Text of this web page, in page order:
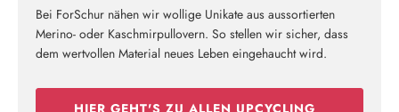
Bei ForSchur nähen wir wollige Unikate aus aussortierten
Merino- oder Kaschmirpullovern. So stellen wir sicher, dass
dem wertvollen Material neues Leben eingehaucht wird.
HIER GEHT'S ZU ALLEN UPCYCLING